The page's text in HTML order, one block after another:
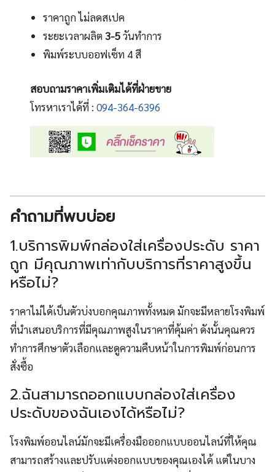
ราคาถูก ไม่ลดสเปค
ระยะเวลาผลิต 3-5วันทำการ
พิมพ์ระบบออฟเซ็ท 4 สี
สอบถามราคาเพิ่มเติมได้ที่ฝ่ายขาย
โทรหาเราได้ที่ :094-364-6396
คำถามที่พบบ่อย
1.บริการพิมพ์กล่องใส่เครื่องประดับ ราคา
ถูก มีคุณภาพเท่ากับบริการที่ราคาสูงขึ้น
หรือไม่?
ราคาไม่ได้เป็นตัวบ่งบอกคุณภาพทั้งหมด มักจะมีหลายโรงพิมพ์
ที่นำเสนอบริการที่มีคุณภาพสูงในราคาที่คุ้มค่า ดังนั้นคุณควร
ทำการศึกษาตัวเลือกและดูความคืบหน้าในการพิมพ์ก่อนการ
สั่งซื้อ
2.ฉันสามารถออกแบบกล่องใส่เครื่อง
ประดับของฉันเองได้หรือไม่?
โรงพิมพ์ออนไลน์มักจะมีเครื่องมือออกแบบออนไลน์ที่ให้คุณ
สามารถสร้างและปรับแต่งออกแบบของคุณเองได้ แต่ในบาง